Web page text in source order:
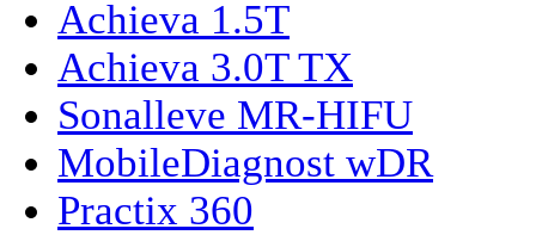
Achieva 1.5T
Achieva 3.0T TX
Sonalleve MR-HIFU
MobileDiagnost wDR
Practix 360